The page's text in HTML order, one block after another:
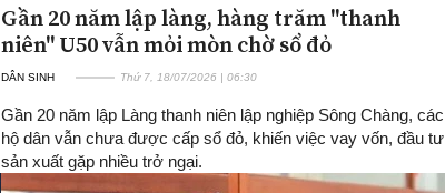
Gần 20 năm lập làng, hàng trăm "thanh
niên" U50 vẫn mỏi mòn chờ sổ đỏ
DÂN SINH Thứ 7, 18/07/2026 | 06:30
Gần 20 năm lập Làng thanh niên lập nghiệp Sông Chàng, các
hộ dân vẫn chưa được cấp sổ đỏ, khiến việc vay vốn, đầu tư
sản xuất gặp nhiều trở ngại.